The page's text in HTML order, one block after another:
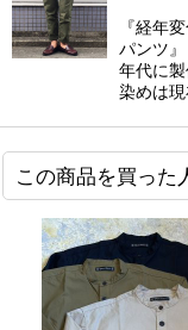
『経年
パンツ
年代に
染めは
この商品を買った